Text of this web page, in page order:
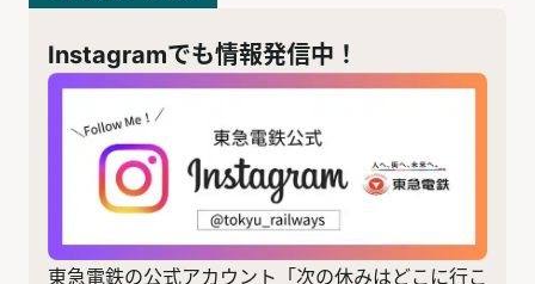
Instagramでも情報発信中！
東急電鉄の公式アカウント「次の休みはどこに行こ